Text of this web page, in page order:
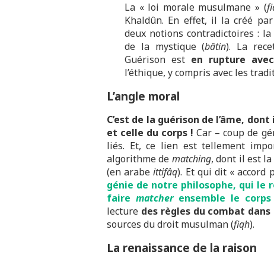
La « loi morale musulmane » (
Khaldûn. En effet, il la créé
deux notions contradictoires :
de la mystique (bâtin). La
Guérison est en rupture
l’éthique, y compris avec les
L’angle moral
C’est de la guérison de l’âme,
et celle du corps ! Car – coup de
liés. Et, ce lien est tellement
algorithme de matching, dont il est
(en arabeittifâq). Et qui dit « accord
génie de notre philosophe, qui le
faire matcherensemble le corps
lecture des règles du combat dans
sources du droit musulman (fiqh).
La renaissance de la raison